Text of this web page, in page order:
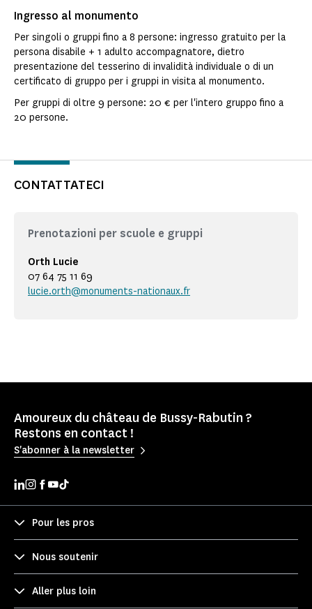
Ingresso al monumento
Per singoli o gruppi fino a 8 persone: ingresso gratuito per la
persona disabile + 1 adulto accompagnatore, dietro
presentazione del tesserino di invalidità individuale o di un
certificato di gruppo per i gruppi in visita al monumento.
Per gruppi di oltre 9 persone: 20 € per l'intero gruppo fino a
20 persone.
CONTATTATECI
Prenotazioni per scuole e gruppi
Orth Lucie
07 64 75 11 69
lucie.orth@monuments-nationaux.fr
Amoureux du château de Bussy-Rabutin ?
Restons en contact !
S'abonner à la newsletter
Pour les pros
Nous soutenir
Aller plus loin